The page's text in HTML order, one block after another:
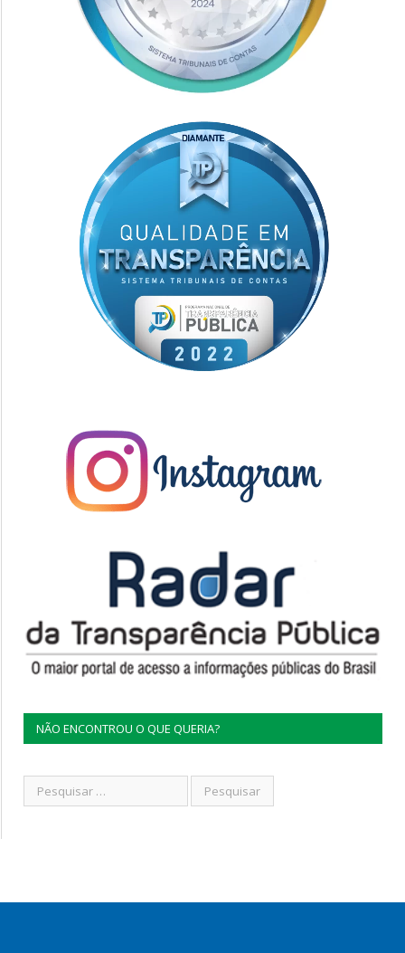
NÃO ENCONTROU O QUE QUERIA?